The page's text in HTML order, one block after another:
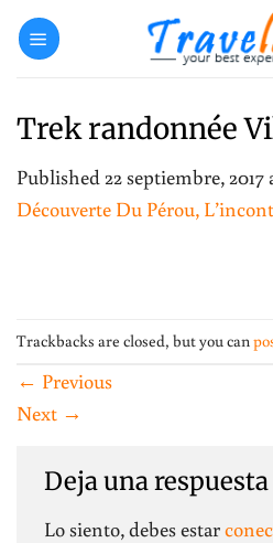
Skip
Trek randonnée
Published22 septiembre, 2017
Découverte Du Pérou,
Trackbacks are closed, but you can
← Previous
Next →
Deja una respuesta
Lo siento, debes estar